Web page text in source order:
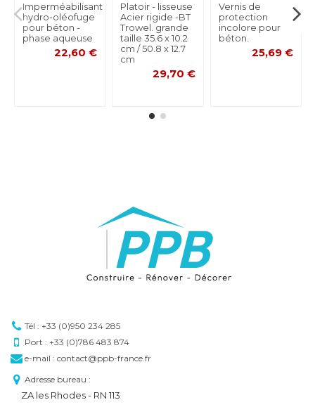
Imperméabilisant
hydro-oléofuge
pour béton -
phase aqueuse
22,60 €
Platoir - lisseuse
Acier rigide -BT
Trowel. grande
taille 35.6 x 10.2
cm / 50.8 x 12.7
cm
29,70 €
Vernis de
protection
incolore pour
béton.
25,69 €
Tél : +33 (0)950 234 285
Port : +33 (0)786 483 874
e-mail : contact@ppb-france.fr
Adresse bureau :
ZA les Rhodes - RN 113